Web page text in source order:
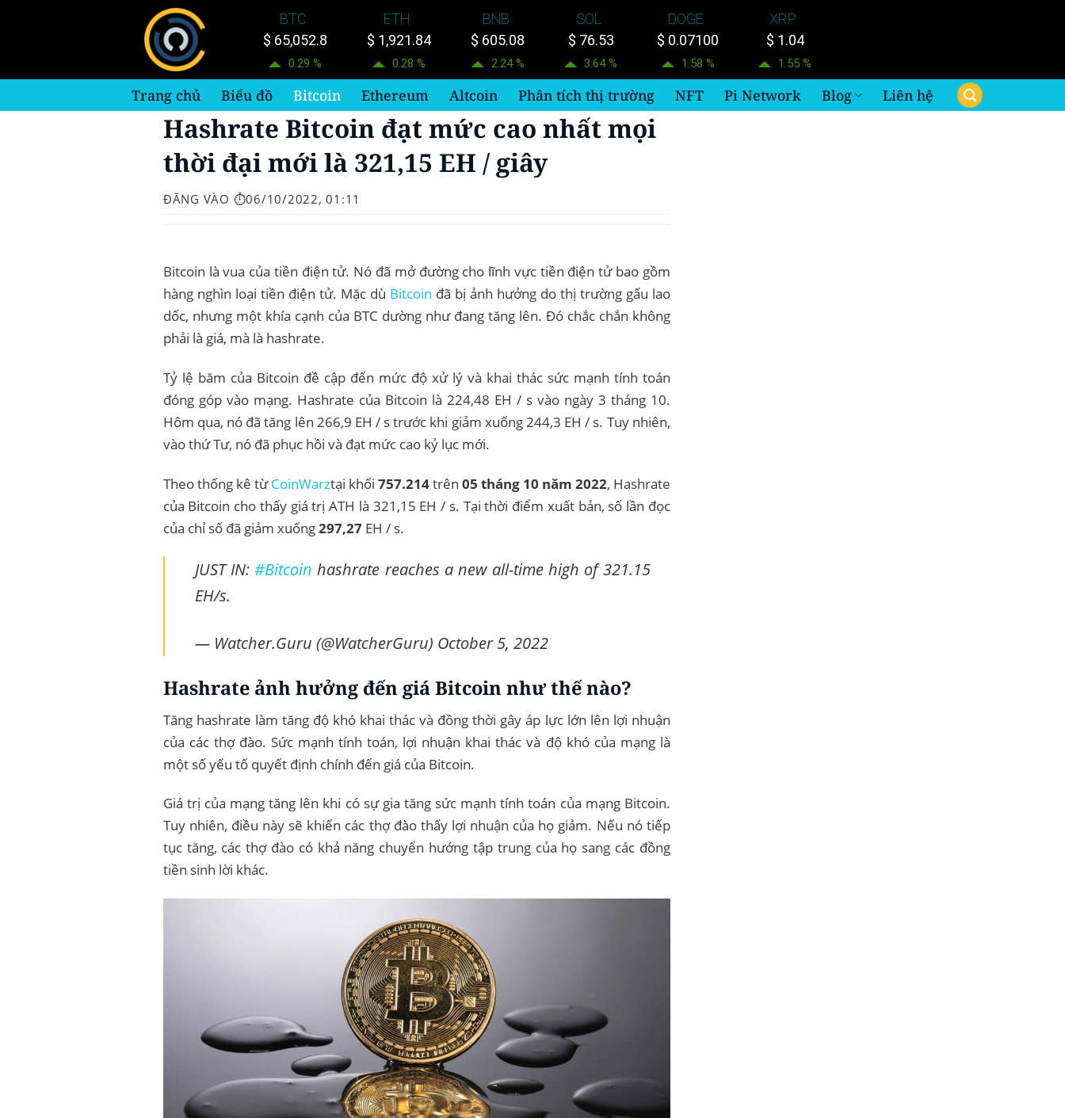
BTC
$ 65,052.8
0.29 %
ETH
$ 1,921.84
0.28 %
BNB
$ 605.08
2.24 %
SOL
$ 76.53
3.64 %
DOGE
$ 0.07100
1.58 %
XRP
$ 1.04
1.55 %
Trang chủ Biểu đồ Bitcoin Ethereum Altcoin Phân tích thị trường NFT Pi Network Blog Liên hệ
Hashrate Bitcoin đạt mức cao nhất mọi
thời đại mới là 321,15 EH / giây
ĐĂNG VÀO ⏱️06/10/2022, 01:11
Bitcoin là vua của tiền điện tử. Nó đã mở đường cho lĩnh vực tiền điện tử bao gồm
hàng nghìn loại tiền điện tử. Mặc dù Bitcoin đã bị ảnh hưởng do thị trường gấu lao
dốc, nhưng một khía cạnh của BTC dường như đang tăng lên. Đó chắc chắn không
phải là giá, mà là hashrate.
Tỷ lệ băm của Bitcoin đề cập đến mức độ xử lý và khai thác sức mạnh tính toán
đóng góp vào mạng. Hashrate của Bitcoin là 224,48 EH / s vào ngày 3 tháng 10.
Hôm qua, nó đã tăng lên 266,9 EH / s trước khi giảm xuống 244,3 EH / s. Tuy nhiên,
vào thứ Tư, nó đã phục hồi và đạt mức cao kỷ lục mới.
Theo thống kê từCoinWarztại khối 757.214trên 05 tháng 10 năm 2022, Hashrate
của Bitcoin cho thấy giá trị ATH là 321,15 EH / s. Tại thời điểm xuất bản, số lần đọc
của chỉ số đã giảm xuống297,27EH / s.
JUST IN:#Bitcoin hashrate reaches a new all-time high of 321.15
EH/s.
— Watcher.Guru (@WatcherGuru) October 5, 2022
Hashrate ảnh hưởng đến giá Bitcoin như thế nào?
Tăng hashrate làm tăng độ khó khai thác và đồng thời gây áp lực lớn lên lợi nhuận
của các thợ đào. Sức mạnh tính toán, lợi nhuận khai thác và độ khó của mạng là
một số yếu tố quyết định chính đến giá của Bitcoin.
Giá trị của mạng tăng lên khi có sự gia tăng sức mạnh tính toán của mạng Bitcoin.
Tuy nhiên, điều này sẽ khiến các thợ đào thấy lợi nhuận của họ giảm. Nếu nó tiếp
tục tăng, các thợ đào có khả năng chuyển hướng tập trung của họ sang các đồng
tiền sinh lời khác.